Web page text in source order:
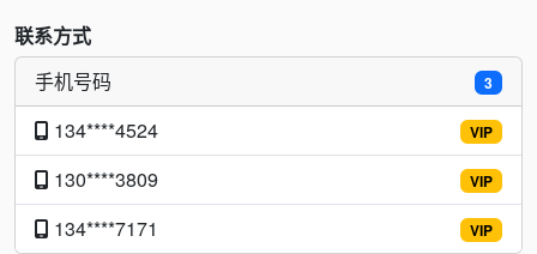
联系方式
3
手机号码
VIP
134****4524
VIP
130****3809
VIP
134****7171